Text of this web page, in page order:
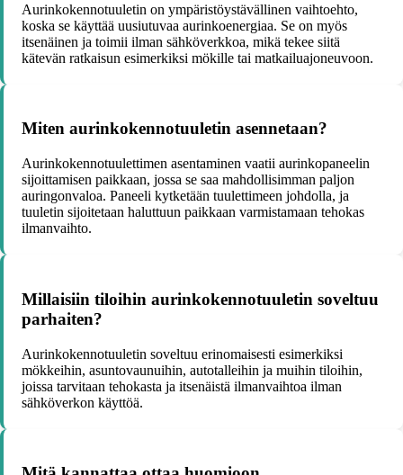
Aurinkokennotuuletin on ympäristöystävällinen vaihtoehto,
koska se käyttää uusiutuvaa aurinkoenergiaa. Se on myös
itsenäinen ja toimii ilman sähköverkkoa, mikä tekee siitä
kätevän ratkaisun esimerkiksi mökille tai matkailuajoneuvoon.
Miten aurinkokennotuuletin asennetaan?
Aurinkokennotuulettimen asentaminen vaatii aurinkopaneelin
sijoittamisen paikkaan, jossa se saa mahdollisimman paljon
auringonvaloa. Paneeli kytketään tuulettimeen johdolla, ja
tuuletin sijoitetaan haluttuun paikkaan varmistamaan tehokas
ilmanvaihto.
Millaisiin tiloihin aurinkokennotuuletin soveltuu
parhaiten?
Aurinkokennotuuletin soveltuu erinomaisesti esimerkiksi
mökkeihin, asuntovaunuihin, autotalleihin ja muihin tiloihin,
joissa tarvitaan tehokasta ja itsenäistä ilmanvaihtoa ilman
sähköverkon käyttöä.